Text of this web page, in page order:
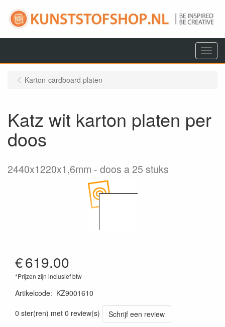
Menu
Karton-cardboard platen
Katz wit karton platen per
doos
2440x1220x1,6mm doos a 25 stuks
€619.00
*Prijzen zijn inclusief btw
Artikelcode: KZ9001610
0 ster(ren) met 0 review(s)
Schrijf een review